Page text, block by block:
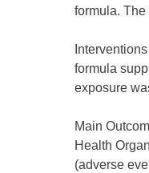
formula.
formula
exposure
Main
Health
(adverse